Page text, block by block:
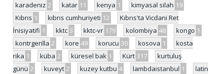
karadeniz 2 katar 11 kenya 1 kimyasal silah 19
Kıbrıs 1 kıbrıs cumhuriyeti 12
Kıbrıs'ta Vicdani Ret
İnisiyatifi 1 kktc 3 kktc-vr 179 kolombiya 48 kongo 1
kontrgerilla 2 kore 49 korucu 30 kosova 1
kosta
rika 1 küba 2 küresel bak 1 Kürt 317
kurtuluş
günü 2 kuveyt 2 kuzey kutbu 4 lambdaistanbul 1
latin